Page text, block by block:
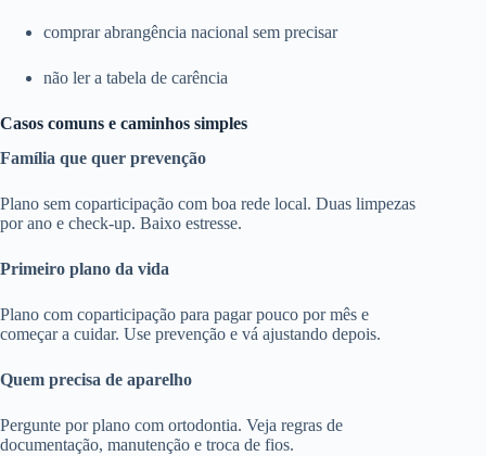
comprar abrangência nacional sem precisar
não ler a tabela de carência
Casos comuns e caminhos simples
Família que quer prevenção
Plano sem coparticipação com boa rede local. Duas limpezas
por ano e check-up. Baixo estresse.
Primeiro plano da vida
Plano com coparticipação para pagar pouco por mês e
começar a cuidar. Use prevenção e vá ajustando depois.
Quem precisa de aparelho
Pergunte por plano com ortodontia. Veja regras de
documentação, manutenção e troca de fios.